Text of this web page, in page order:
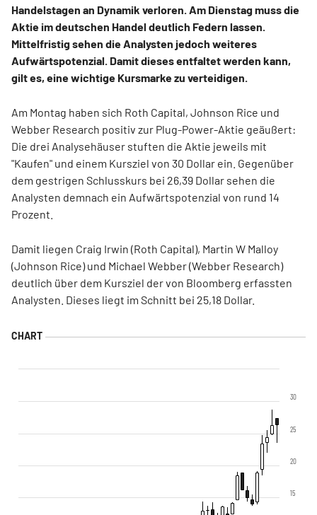
Handelstagen an Dynamik verloren. Am Dienstag muss die
Aktie im deutschen Handel deutlich Federn lassen.
Mittelfristig sehen die Analysten jedoch weiteres
Aufwärtspotenzial. Damit dieses entfaltet werden kann,
gilt es, eine wichtige Kursmarke zu verteidigen.
Am Montag haben sich Roth Capital, Johnson Rice und
Webber Research positiv zur Plug-Power-Aktie geäußert:
Die drei Analysehäuser stuften die Aktie jeweils mit
"Kaufen" und einem Kursziel von 30 Dollar ein. Gegenüber
dem gestrigen Schlusskurs bei 26,39 Dollar sehen die
Analysten demnach ein Aufwärtspotenzial von rund 14
Prozent.
Damit liegen Craig Irwin (Roth Capital), Martin W Malloy
(Johnson Rice) und Michael Webber (Webber Research)
deutlich über dem Kursziel der von Bloomberg erfassten
Analysten. Dieses liegt im Schnitt bei 25,18 Dollar.
15
20
25
30